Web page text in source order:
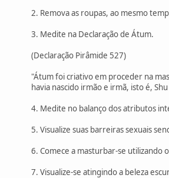
2. Remova as roupas, ao mesmo
3. Medite na Declaração de Átum.
(Declaração Pirâmide 527)
"Átum foi criativo em proceder na
havia nascido irmão e irmã, isto é,
4. Medite no balanço dos atributos
5. Visualize suas barreiras sexuais
6. Comece a masturbar-se utilizando
7. Visualize-se atingindo a beleza